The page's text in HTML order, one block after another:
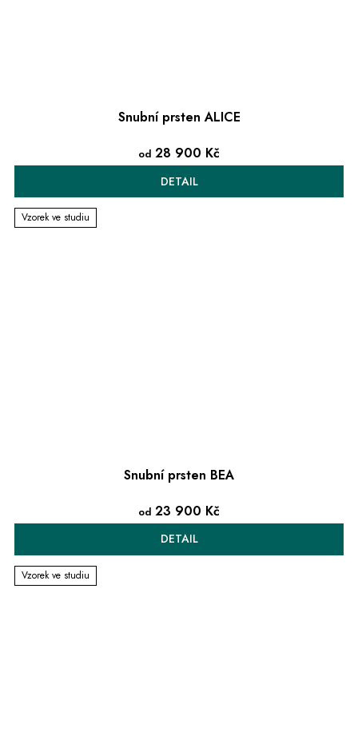
Snubní prsten ALICE
od 28 900 Kč
DETAIL
Vzorek ve studiu
Snubní prsten BEA
od 23 900 Kč
DETAIL
Vzorek ve studiu